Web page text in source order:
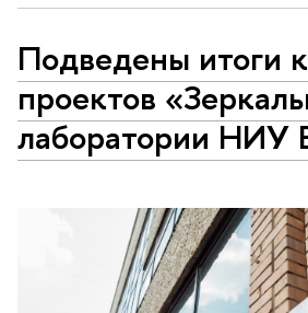
Подведены итоги
проектов
лаборатории